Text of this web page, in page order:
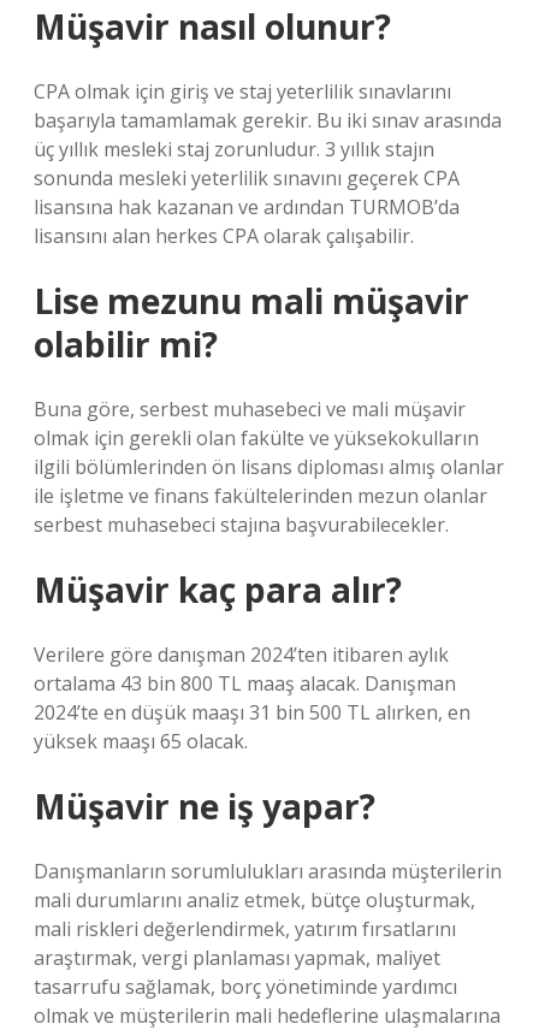
Müşavir nasıl olunur?
CPA olmak için giriş ve staj yeterlilik sınavlarını
başarıyla tamamlamak gerekir. Bu iki sınav arasında
üç yıllık mesleki staj zorunludur. 3 yıllık stajın
sonunda mesleki yeterlilik sınavını geçerek CPA
lisansına hak kazanan ve ardından TURMOB’da
lisansını alan herkes CPA olarak çalışabilir.
Lise mezunu mali müşavir
olabilir mi?
Buna göre, serbest muhasebeci ve mali müşavir
olmak için gerekli olan fakülte ve yüksekokulların
ilgili bölümlerinden ön lisans diploması almış olanlar
ile işletme ve finans fakültelerinden mezun olanlar
serbest muhasebeci stajına başvurabilecekler.
Müşavir kaç para alır?
Verilere göre danışman 2024’ten itibaren aylık
ortalama 43 bin 800 TL maaş alacak. Danışman
2024’te en düşük maaşı 31 bin 500 TL alırken, en
yüksek maaşı 65 olacak.
Müşavir ne iş yapar?
Danışmanların sorumlulukları arasında müşterilerin
mali durumlarını analiz etmek, bütçe oluşturmak,
mali riskleri değerlendirmek, yatırım fırsatlarını
araştırmak, vergi planlaması yapmak, maliyet
tasarrufu sağlamak, borç yönetiminde yardımcı
olmak ve müşterilerin mali hedeflerine ulaşmalarına